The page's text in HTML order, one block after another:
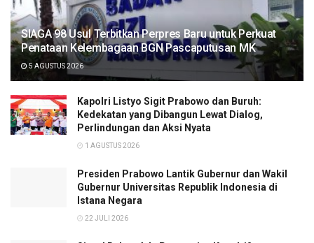
SIAGA 98 Usul Terbitkan Perpres Baru untuk Perkuat
Penataan Kelembagaan BGN Pascaputusan MK
5 AGUSTUS 2026
Kapolri Listyo Sigit Prabowo dan Buruh:
Kedekatan yang Dibangun Lewat Dialog,
Perlindungan dan Aksi Nyata
1 AGUSTUS 2026
Presiden Prabowo Lantik Gubernur dan Wakil
Gubernur Universitas Republik Indonesia di
Istana Negara
22 JULI 2026